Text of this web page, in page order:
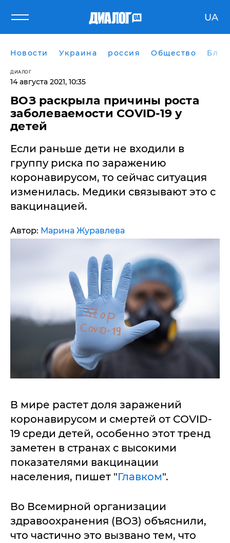
UA
Новости Украина россия Общество
ДИАЛОГ
14 августа 2021, 10:35
ВОЗ раскрыла причины роста
заболеваемости COVID-19 у
детей
Если раньше дети не входили в
группу риска по заражению
коронавирусом, то сейчас ситуация
изменилась. Медики связывают это с
вакцинацией.
Автор: Марина Журавлева
В мире растет доля заражений
коронавирусом и смертей от COVID-
19 среди детей, особенно этот тренд
заметен в странах с высокими
показателями вакцинации
населения, пишет "Главком".
Во Всемирной организации
здравоохранения (ВОЗ) объяснили,
что частично это вызвано тем, что